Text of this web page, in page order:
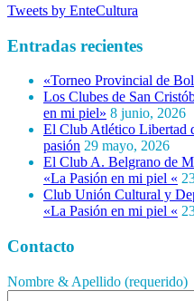
Tweets by EnteCultura
Entradas recientes
«Torneo Provincial de
Los Clubes de San
en mi piel» 8 junio, 2026
El Club Atlético Libertad
pasión 29 mayo, 2026
El Club A. Belgrano de
«La Pasión en mi piel «
Club Unión Cultural y
«La Pasión en mi piel «
Contacto
Nombre & Apellido (requerido)